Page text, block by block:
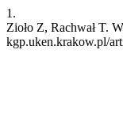
1.
Zioło Z, Rachwał T.
kgp.uken.krakow.pl/